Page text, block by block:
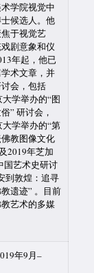
学院视觉中
候选人。他
于视觉艺
剧意象和仪
年起，他已
术文章，并
会，包括
学举办的“图
” 研讨会，
学举办的“第
教图像文化
2019年芝加
国艺术史研讨
敦煌：追寻
遗迹” 。目前
艺术的多媒
年9月–